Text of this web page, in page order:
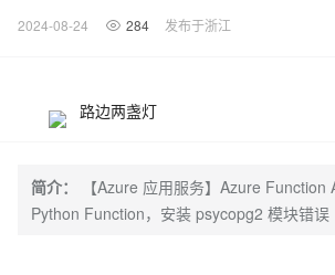
2024-08-24 284 发布于浙江
路边两盏灯
简介：
【Azure 应用服务】Azure
Python Function，安装 psycopg2 模块错误